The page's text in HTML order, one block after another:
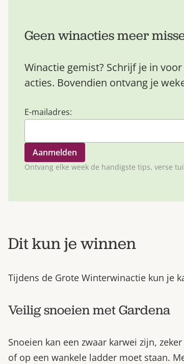
Geen winacties meer
Winactie gemist? Schrijf je in
acties. Bovendien ontvang je
E-mailadres:
Ontvang elke week de handigste tips, verse
Dit kun je winnen
Tijdens de Grote Winterwinactie kun je
Veilig snoeien met Gardena
Snoeien kan een zwaar karwei zijn,
of op een wankele ladder moet staan.